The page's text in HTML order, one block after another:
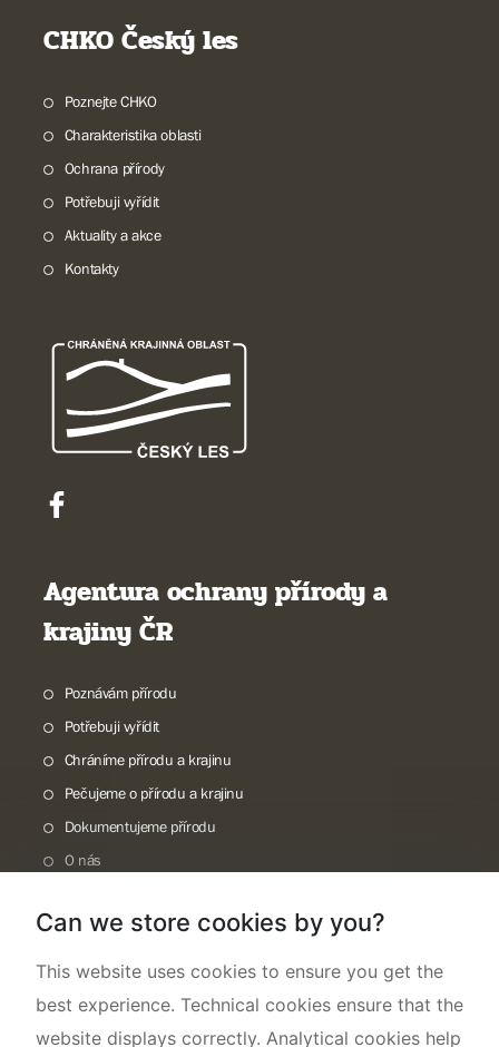
CHKO Český les
Poznejte CHKO
Charakteristika oblasti
Ochrana přírody
Potřebuji vyřídit
Aktuality a akce
Kontakty
Agentura ochrany přírody a
krajiny ČR
Poznávám přírodu
Potřebuji vyřídit
Chráníme přírodu a krajinu
Pečujeme o přírodu a krajinu
Dokumentujeme přírodu
O nás
Can we store cookies by you?
This website uses cookies to ensure you get the
best experience. Technical cookies ensure that the
website displays correctly. Analytical cookies help